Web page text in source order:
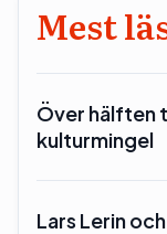
Mest
Över hälften
kulturmingel
Lars Lerin